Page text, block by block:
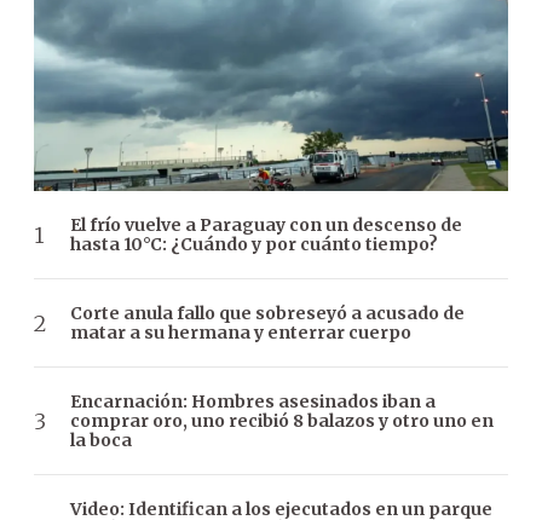
El frío vuelve a Paraguay con un descenso de
hasta 10°C: ¿Cuándo y por cuánto tiempo?
Corte anula fallo que sobreseyó a acusado de
matar a su hermana y enterrar cuerpo
Encarnación: Hombres asesinados iban a
comprar oro, uno recibió 8 balazos y otro uno en
la boca
Video: Identifican a los ejecutados en un parque